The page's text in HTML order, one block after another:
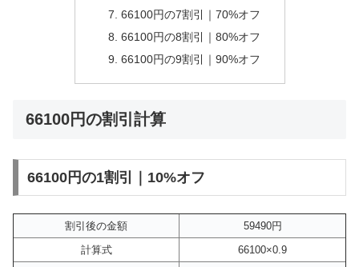
66100円の7割引｜70%オフ
66100円の8割引｜80%オフ
66100円の9割引｜90%オフ
66100円の割引計算
66100円の1割引｜10%オフ
割引後の金額
59490円
計算式
66100×0.9